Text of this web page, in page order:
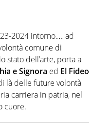
2024 intorno… ad
comune di
stato dell’arte, porta a
e Signora ed El Fideo
là delle future volontà
carriera in patria, nel
cuore.